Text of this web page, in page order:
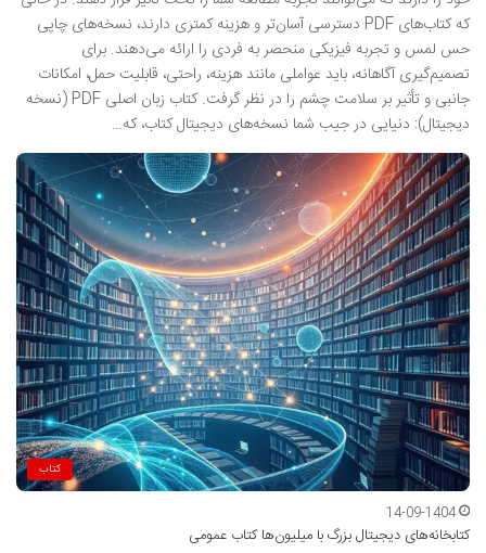
که کتاب‌های PDF دسترسی آسان‌تر و هزینه‌ کمتری دارند، نسخه‌های چاپی
حس لمس و تجربه فیزیکی منحصر به فردی را ارائه می‌دهند. برای
تصمیم‌گیری آگاهانه، باید عواملی مانند هزینه، راحتی، قابلیت حمل، امکانات
جانبی و تأثیر بر سلامت چشم را در نظر گرفت. کتاب زبان اصلی PDF (نسخه
دیجیتال): دنیایی در جیب شما نسخه‌های دیجیتال کتاب، که…
کتاب
14-09-1404
کتابخانه‌های دیجیتال بزرگ با میلیون‌ها کتاب عمومی